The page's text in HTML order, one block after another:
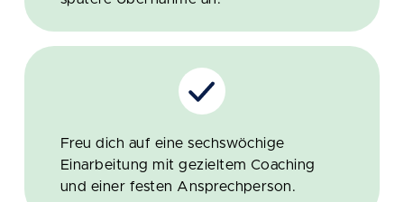
Freu dich auf eine sechswöchige
Einarbeitung mit gezieltem Coaching
und einer festen Ansprechperson.